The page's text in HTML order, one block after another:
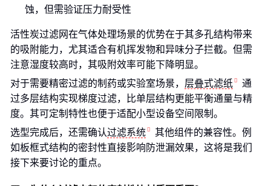
蚀，但需验证压力耐受性
活性炭过滤网在气体处理场景的优势在于其多孔结构带来
的吸附能力，尤其适合有机挥发物和异味分子拦截。但需
注意湿度较高时，其吸附效率可能下降明显。
对于需要精密过滤的制药或实验室场景， 层叠式滤纸
通
过多层结构实现梯度过滤，比单层结构更能平衡通量与精
度。其可定制特性也便于适配小型设备空间限制。
选型完成后，还需确认过滤系统
其他组件的兼容性。例
如板框式结构的密封性直接影响防泄漏效果，这将是我们
接下来要讨论的重点。